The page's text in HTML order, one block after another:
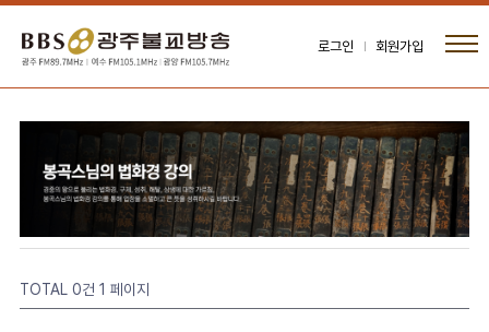
로그인 회원가입
TOTAL 0건 1 페이지